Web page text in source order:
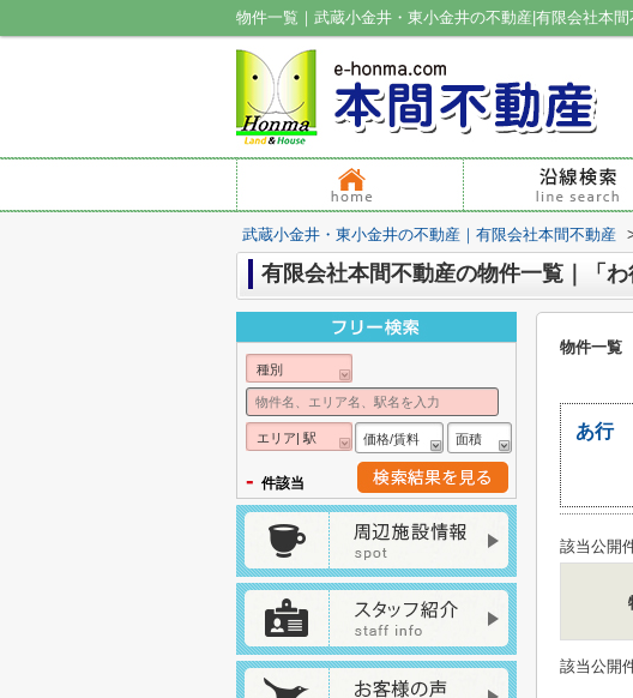
物件一覧｜武蔵小金井・東小金井の不動産|有限会社本
武蔵小金井・東小金井の不動産｜有限会社本間不動産
有限会社本間不動産の物件一覧｜「
物件一覧
あ行
該当公開
該当公開
種別
エリア| 駅 価格/賃料 面積
- 件該当